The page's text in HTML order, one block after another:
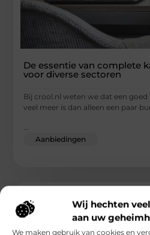
Wij hechten
aan uw
We maken gebruik van cookies en
De essentie van complete
voor diverse sectoren
Bij crool.nl weten we dat een
veel meer is dan alleen een paar
Aanbiedingen